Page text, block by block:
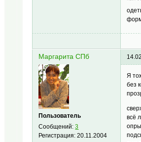
Маргарита СПб
Пользователь
Сообщений:3
Регистрация:20.11.2004
Я
без
всё